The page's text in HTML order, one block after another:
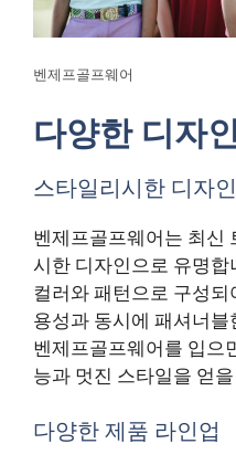
벤제프골프웨어
다양한 디자
스타일리시한 디자인
벤제프골프웨어는 최신
시한 디자인으로 유명
컬러와 패턴으로 구성
용성과 동시에 패셔너
벤제프골프웨어를 입으
능과 멋진 스타일을 얻
다양한 제품 라인업